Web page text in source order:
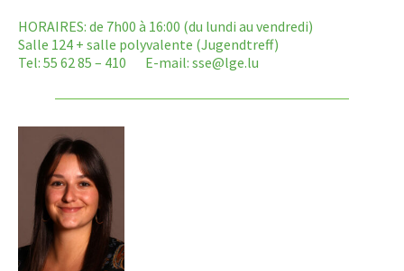
HORAIRES: de 7h00 à 16:00 (du lundi au vendredi)
Salle 124 + salle polyvalente (Jugendtreff)
Tel: 55 62 85 – 410 E-mail: sse@lge.lu